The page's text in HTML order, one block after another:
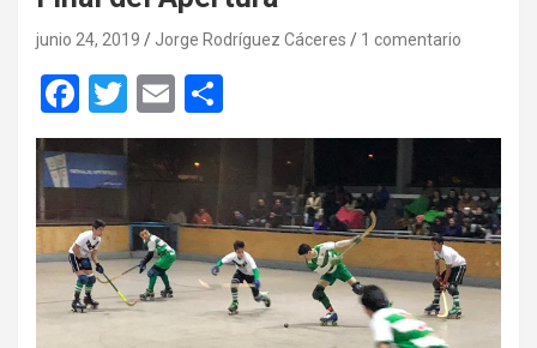
junio 24, 2019 Jorge Rodríguez Cáceres 1 comentario
F
a
ce
b
o
o
k
T
wi
tt
er
E
m
ail
o
p
ar
tir